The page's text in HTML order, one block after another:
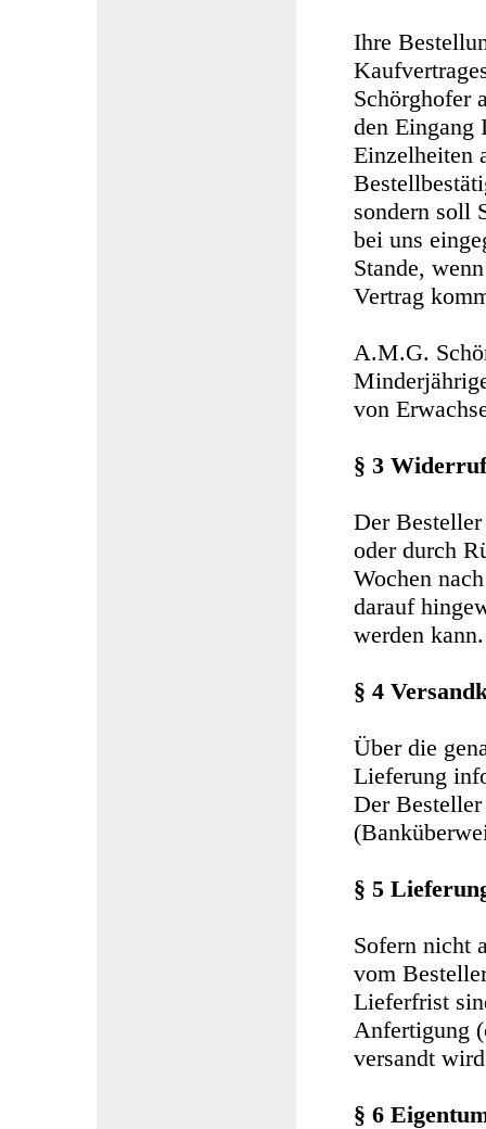
Ihre
Schörghofer
den Eingang
Einzelheiten
sondern soll
bei uns
Stande,
Vertrag
A.M.G.
von
§ 3 Widerruf
Der
oder durch
Wochen
darauf
werden kann.
§ 4
Über die
Lieferung
Der
§ 5
Sofern nicht
vom
Lieferfrist
Anfertigung
versandt
§ 6